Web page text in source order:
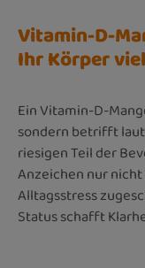
Vitamin-D-
Ihr Körper
Ein Vitamin-D-
sondern betrifft
riesigen Teil der
Anzeichen nur
Alltagsstress
Status schafft